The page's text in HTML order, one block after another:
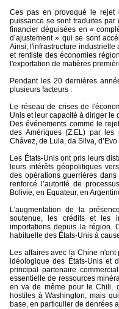
Ces pas en provoqué le rejet
puissance se sont traduites par
financier déguisées en «
d’ajustement » qui se sont
Ainsi, l'infrastructure industrielle
et rentiste des économies
l'exportation de matières
Pendant les 20 dernières
plusieurs facteurs :
Le réseau de crises de
Unis et leur capacité à diriger le
Des événements comme le
des Amériques (Z.EL) par les
Chávez, de Lula, da Silva,
Les États-Unis ont pris leurs
leurs intérêts géopolitiques
des opérations guerrières
renforcé l’autorité de
Bolivie, en Equateur, en
L'augmentation de la
soutenue, les crédits et les
importations depuis la région.
habituelle des États-Unis à
Les affaires avec la Chine
idéologique des États-Unis et
principal partenaire
essentielle de ressources
en va de même pour le Chili,
hostiles à Washington, mais
base, en particulier de denrées